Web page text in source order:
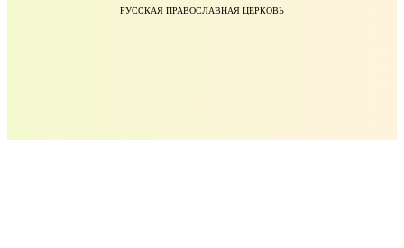
РУССКАЯ ПРАВОСЛАВНАЯ ЦЕРКОВЬ